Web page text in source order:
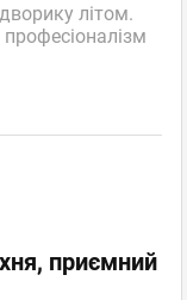
літом.
приємний